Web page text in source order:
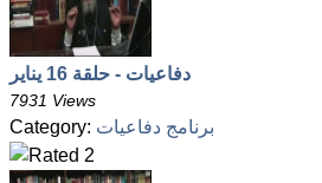
دفاعيات - حلقة 16 يناير
7931 Views
Category: برنامج دفاعيات